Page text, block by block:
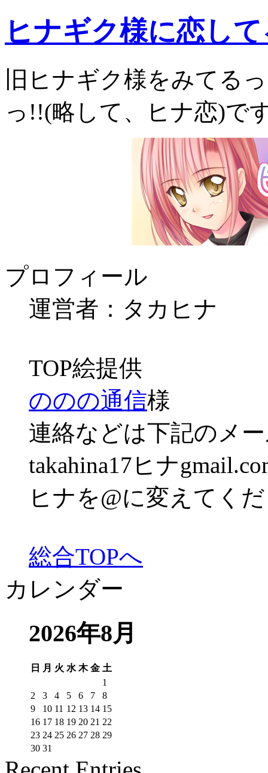
ヒナギク様に恋し
旧ヒナギク様をみてる
っ!!(略して、ヒナ恋)で
プロフィール
運営者：タカヒナ
TOP絵提供
ののの通信様
連絡などは下記のメ
takahina17ヒナ
ヒナを@に変えてく
総合TOPへ
カレンダー
2026年8月
日 月 火 水 木 金 土
1
2
3 4 5 6 7
8
9
10 11 12 13 14 15
16 17 18 19 20 21 22
23 24 25 26 27 28 29
30 31